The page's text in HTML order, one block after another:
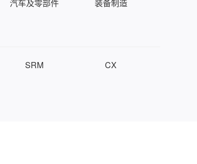
汽车及零部件
装备制造
SRM
CX